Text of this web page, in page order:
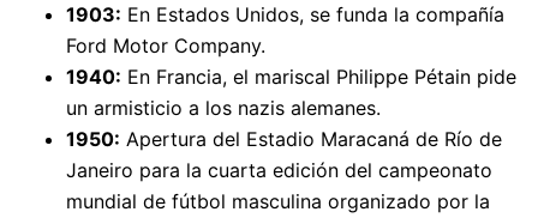
1903: En Estados Unidos, se funda la compañía
Ford Motor Company.
1940: En Francia, el mariscal Philippe Pétain pide
un armisticio a los nazis alemanes.
1950: Apertura del Estadio Maracaná de Río de
Janeiro para la cuarta edición del campeonato
mundial de fútbol masculina organizado por la